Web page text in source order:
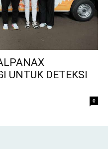
UNTUK DETEKSI
0